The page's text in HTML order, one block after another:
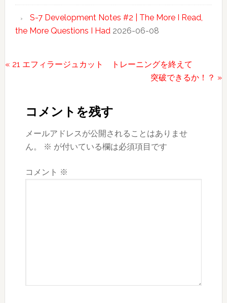
S-7 Development Notes #2 | The More I Read,
the More Questions I Had 2026-06-08
前
« 21 エフィラージュカット トレーニングを終えて
次
突破できるか！？ »
Interactions
コメントを残す
メールアドレスが公開されることはありませ
ん。
※ が付いている欄は必須項目です
コメント ※